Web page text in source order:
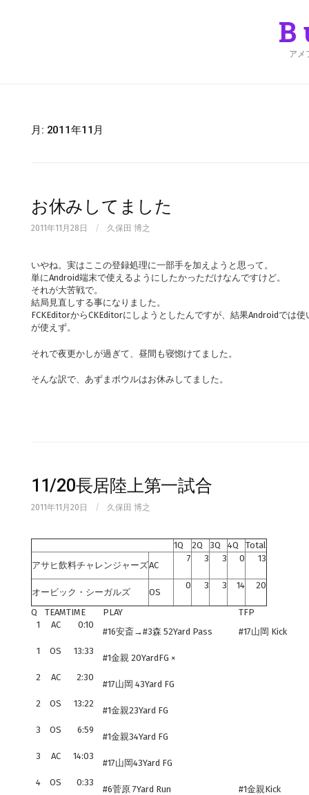
アメ
月: 2011年11月
お休みしてました
2011年11月28日 / 久保田 博之
いやね。実はここの登録処理に一部手を加えようと思って。
単にAndroid端末で使えるようにしたかっただけなんですけど。
それが大苦戦で。
結局見直しする事になりました。
FCKEditorからCKEditorにしようとしたんですが、結果Androidでは
が使えず。
それで夜更かしが過ぎて、昼間も寝惚けてました。
そんな訳で、あずまボウルはお休みしてました。
11/20長居陸上第一試合
2011年11月20日 / 久保田 博之
1Q 2Q 3Q 4Q
Total
アサヒ飲料チャレンジャーズAC
7 3 3 0 13
オービック・シーガルズ OS
0 3 3 14 20
Q TEAMTIME PLAY
TFP
1
AC 0:10
#16安斎→#3森 52Yard Pass
#17山岡 Kick
1
OS 13:33
#1金親 20YardFG ×
2
AC 2:30
#17山岡 43Yard FG
2
OS 13:22
#1金親23Yard FG
3
OS 6:59
#1金親34Yard FG
3
AC 14:03
#17山岡43Yard FG
4
OS 0:33
#6菅原 7Yard Run
#1金親Kick